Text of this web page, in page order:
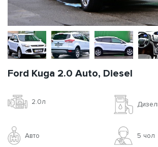
Ford Kuga 2.0 Auto, Diesel
2.0л
Авто 5 чoл